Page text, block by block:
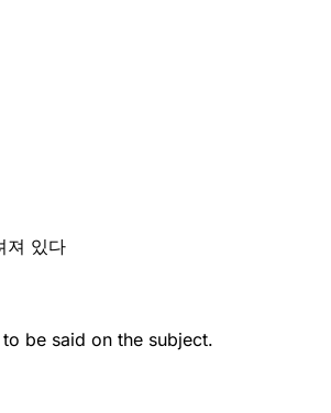
져 있다
be said on the subject.